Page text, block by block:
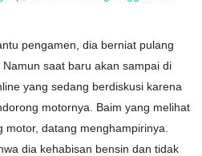
pengamen, dia berniat pulang
saat baru akan sampai di
yang sedang berdiskusi karena
motornya. Baim yang melihat
datang menghampirinya.
dia kehabisan bensin dan tidak